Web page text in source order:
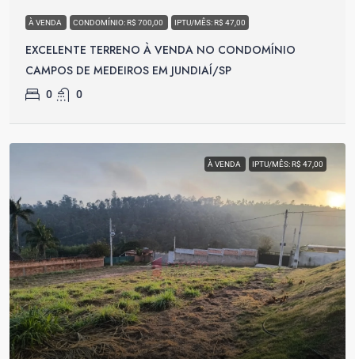
À VENDA CONDOMÍNIO: R$ 700,00 IPTU/MÊS: R$ 47,00
EXCELENTE TERRENO À VENDA NO CONDOMÍNIO
CAMPOS DE MEDEIROS EM JUNDIAÍ/SP
0 0
À VENDA IPTU/MÊS: R$ 47,00